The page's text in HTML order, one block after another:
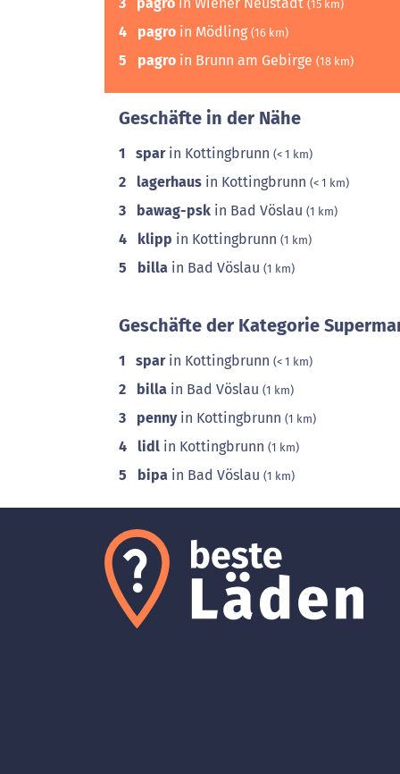
(15 km)
4 pagro in Mödling (16 km)
5 pagro in Brunn am Gebirge (18 km)
Geschäfte in der Nähe
1 sparin Kottingbrunn (< 1 km)
2 lagerhaus in Kottingbrunn (< 1 km)
3 bawag-psk in Bad Vöslau (1 km)
4 klipp in Kottingbrunn (1 km)
5 billa in Bad Vöslau (1 km)
Geschäfte der Kategorie
1 sparin Kottingbrunn (< 1 km)
2 billa in Bad Vöslau (1 km)
3 pennyin Kottingbrunn (1 km)
4 lidl in Kottingbrunn (1 km)
5 bipa in Bad Vöslau (1 km)